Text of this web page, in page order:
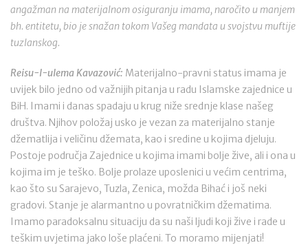
angažman na materijalnom osiguranju imama, naročito u manjem
bh. entitetu, bio je snažan tokom Vašeg mandata u svojstvu muftije
tuzlanskog.
Reisu-l-ulema Kavazović: Materijalno-pravni status imama je
uvijek bilo jedno od važnijih pitanja u radu Islamske zajednice u
BiH. Imami i danas spadaju u krug niže srednje klase našeg
društva. Njihov položaj usko je vezan za materijalno stanje
džematlija i veličinu džemata, kao i sredine u kojima djeluju.
Postoje područja Zajednice u kojima imami bolje žive, ali i ona u
kojima im je teško. Bolje prolaze uposlenici u većim centrima,
kao što su Sarajevo, Tuzla, Zenica, možda Bihać i još neki
gradovi. Stanje je alarmantno u povratničkim džematima.
Imamo paradoksalnu situaciju da su naši ljudi koji žive i rade u
teškim uvjetima jako loše plaćeni. To moramo mijenjati!